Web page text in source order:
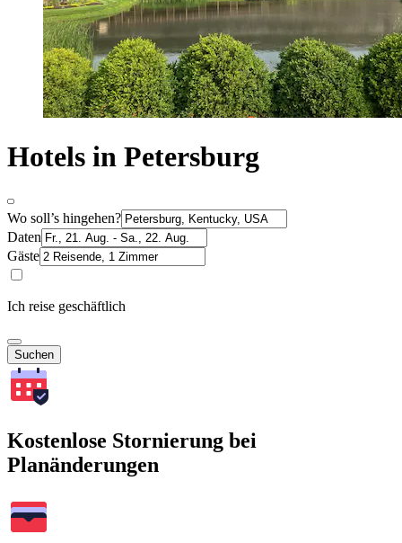
Hotels in Petersburg
Wo soll’s hingehen?
Daten
Gäste
Ich reise geschäftlich
Suchen
Kostenlose Stornierung bei
Planänderungen